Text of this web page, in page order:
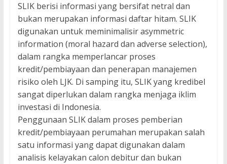
SLIK berisi informasi yang bersifat netral dan
bukan merupakan informasi daftar hitam. SLIK
digunakan untuk meminimalisir asymmetric
information (moral hazard dan adverse selection),
dalam rangka memperlancar proses
kredit/pembiayaan dan penerapan manajemen
risiko oleh LJK. Di samping itu, SLIK yang kredibel
sangat diperlukan dalam rangka menjaga iklim
investasi di Indonesia.
Penggunaan SLIK dalam proses pemberian
kredit/pembiayaan perumahan merupakan salah
satu informasi yang dapat digunakan dalam
analisis kelayakan calon debitur dan bukan